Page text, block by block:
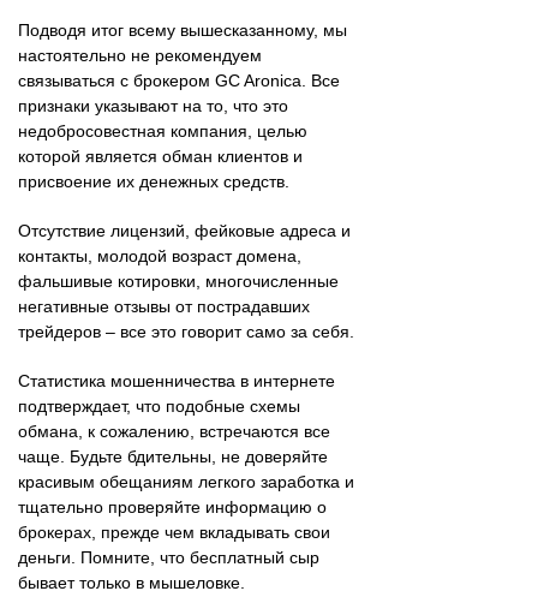
Подводя итог всему вышесказанному, мы
настоятельно не рекомендуем
связываться с брокером GC Aronica. Все
признаки указывают на то, что это
недобросовестная компания, целью
которой является обман клиентов и
присвоение их денежных средств.
Отсутствие лицензий, фейковые адреса и
контакты, молодой возраст домена,
фальшивые котировки, многочисленные
негативные отзывы от пострадавших
трейдеров – все это говорит само за себя.
Статистика мошенничества в интернете
подтверждает, что подобные схемы
обмана, к сожалению, встречаются все
чаще. Будьте бдительны, не доверяйте
красивым обещаниям легкого заработка и
тщательно проверяйте информацию о
брокерах, прежде чем вкладывать свои
деньги. Помните, что бесплатный сыр
бывает только в мышеловке.